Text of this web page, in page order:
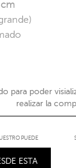
para poder
realizar la
PUEDE
ESTA